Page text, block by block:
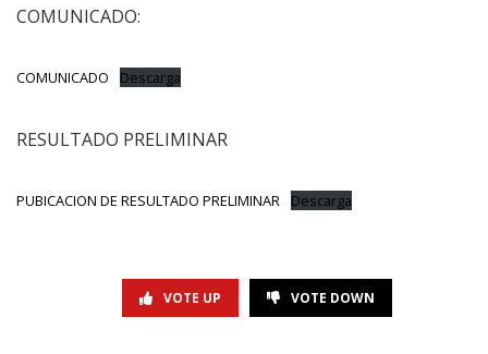
COMUNICADO:
COMUNICADO Descarga
RESULTADO PRELIMINAR
PUBICACION DE RESULTADO PRELIMINAR Descarga
VOTE UP VOTE DOWN